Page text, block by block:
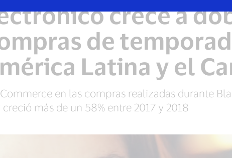
crece a
de
Latina y el
en las compras realizadas durante
más de un 58% entre 2017 y 2018